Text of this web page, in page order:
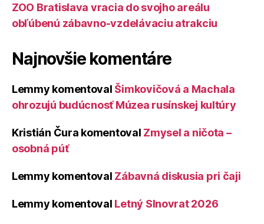
ZOO Bratislava vracia do svojho areálu
obľúbenú zábavno-vzdelávaciu atrakciu
Najnovšie komentáre
Lemmy komentoval Šimkovičová a Machala
ohrozujú budúcnosť Múzea rusínskej kultúry
Kristián Čura komentoval Zmysel a ničota –
osobná púť
Lemmy komentoval Zábavná diskusia pri čaji
Lemmy komentoval Letný Slnovrat 2026